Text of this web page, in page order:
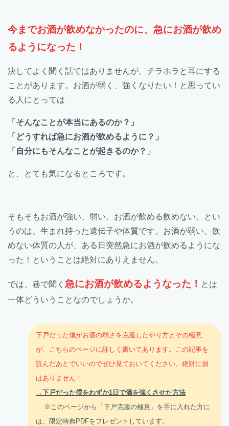
今までお酒が飲めなかったのに、急にお酒が飲め
るようになった！
決してよく聞く話ではありませんが、チラホラと耳にする
ことがあります。お酒が弱く、強くなりたい！と思ってい
る人にとっては
「そんなことが本当にあるのか？」
「どうすれば急にお酒が飲めるように？」
「自分にもそんなことが起きるのか？」
と、とても気になるところです。
そもそもお酒が強い、弱い。お酒が飲める飲めない。とい
うのは、生まれ持った遺伝子や体質です。お酒が弱い、飲
めない体質の人が、ある日突然急にお酒が飲めるようにな
った！ということは絶対にありえません。
では、巷で聞く 急にお酒が飲めるようなった！ とは
一体どういうことなのでしょうか。
下戸だった僕がお酒の弱さを克服したやり方とその極意
が、こちらのページに詳しく書いてあります。この記事を
読んだあとでいいのでぜひ見ておいてください。絶対に損
はありません！
→下戸だった僕をわずか1日で酒を強くさせた方法
※このページから「下戸克服の極意」を手に入れた方に
は、限定特典PDFをプレゼントしています。